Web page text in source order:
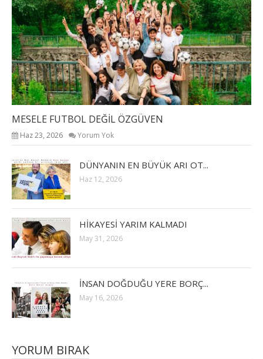
MESELE FUTBOL DEĞİL ÖZGÜVEN
Haz 23, 2026 Yorum Yok
DÜNYANIN EN BÜYÜK ARI OT...
Haz 12, 2026
HİKAYESİ YARIM KALMADI
May 31, 2026
İNSAN DOĞDUĞU YERE BORÇ...
May 16, 2026
YORUM BIRAK